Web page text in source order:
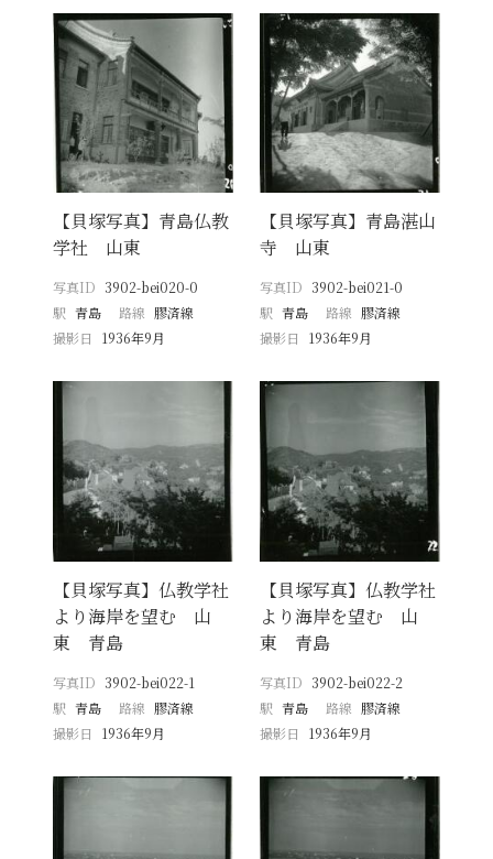
【貝塚写真】青島仏教
学社 山東
写真ID 3902-bei020-0
駅 青島 路線 膠済線
撮影日
1936年9月
【貝塚写真】青島湛山
寺 山東
写真ID 3902-bei021-0
駅 青島 路線 膠済線
撮影日
1936年9月
【貝塚写真】仏教学社
より海岸を望む 山
東 青島
写真ID 3902-bei022-1
駅 青島 路線 膠済線
撮影日
1936年9月
【貝塚写真】仏教学社
より海岸を望む 山
東 青島
写真ID 3902-bei022-2
駅 青島 路線 膠済線
撮影日
1936年9月